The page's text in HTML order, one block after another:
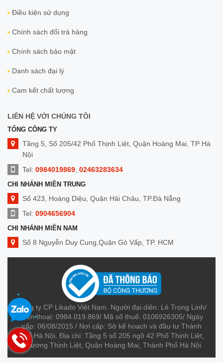
Điều kiện sử dụng
Chính sách đổi trả hàng
Chính sách bảo mật
Danh sách đại lý
Cam kết chất lượng
LIÊN HỆ VỚI CHÚNG TÔI
TỔNG CÔNG TY
Tầng 5, Số 205/42 Phố Thịnh Liệt, Quận Hoàng Mai, TP Hà
Nội
Tel: 0984019869 02463283634
CHI NHÁNH MIỀN TRUNG
Số 423, Hoàng Diệu, Quận Hải Châu, TP.Đà Nẵng
Tel: 0904656904
CHI NHÁNH MIỀN NAM
Số 8 Nguyễn Duy Cung,Quận Gò Vấp, TP. HCM
Tel:0909014299
Công ty CP Likado Việt Nam. Người đại diện: Lê Trọng Linh/
Điện thoại: 0984.019.869/ Mã số thuế: 0106926305/ Ngày
cấp: 06/08/2015 / Nơi cấp: Sở kế hoạch và đầu tư Thành
Phố Hà Nội. Địa chỉ: Tầng 5 số 205 ngõ 42 Phố Thịnh Liệt,
Phường Thịnh Liệt, Quận Hoàng Mai, Thành Phố Hà Nội